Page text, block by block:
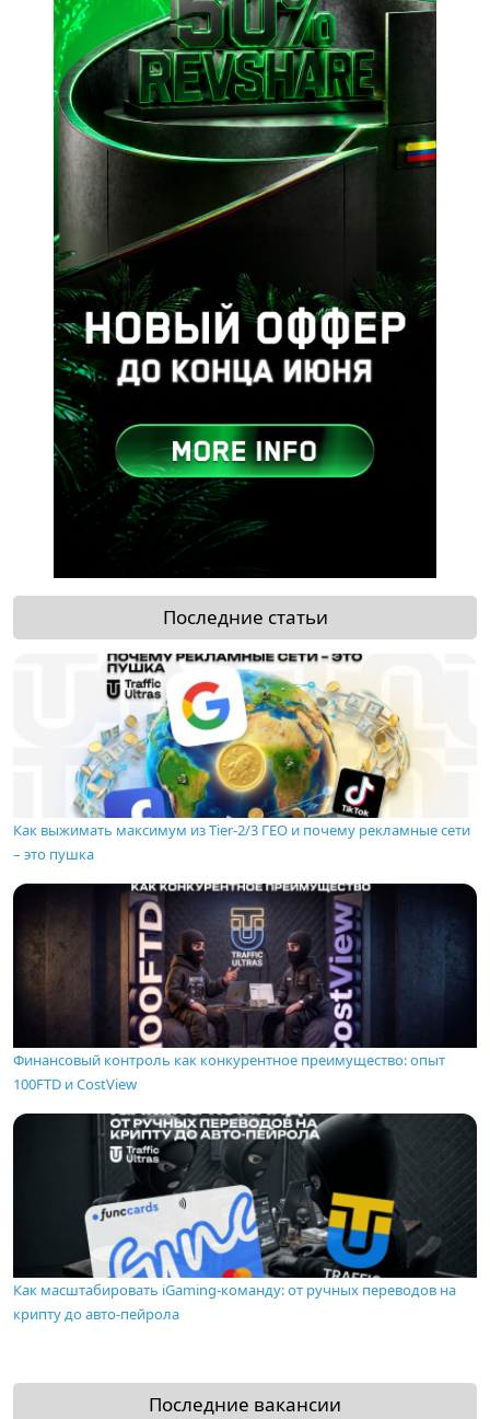
Последние статьи
Как выжимать максимум из Tier-2/3 ГЕО и почему рекламные сети
– это пушка
Финансовый контроль как конкурентное преимущество: опыт
100FTD и CostView
Как масштабировать iGaming-команду: от ручных переводов на
крипту до авто-пейрола
Последние вакансии